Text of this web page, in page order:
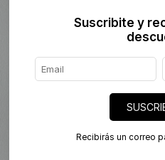
Suscribite y
Recibirás un correo